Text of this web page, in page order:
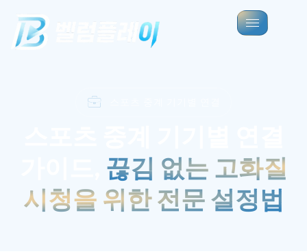
끊김 없는 고화질
시청을 위한 전문 설정법